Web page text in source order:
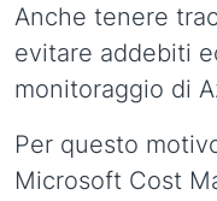
Anche tenere
evitare addebiti
monitoraggio di
Per questo
Microsoft Cost